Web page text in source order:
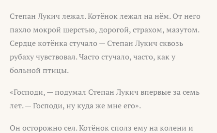
Степан Лукич лежал. Котёнок лежал на нём. От него
пахло мокрой шерстью, дорогой, страхом, мазутом.
Сердце котёнка стучало — Степан Лукич сквозь
рубаху чувствовал. Часто стучало, часто, как у
больной птицы.
«Господи, — подумал Степан Лукич впервые за семь
лет. — Господи, ну куда же мне его».
Он осторожно сел. Котёнок сполз ему на колени и